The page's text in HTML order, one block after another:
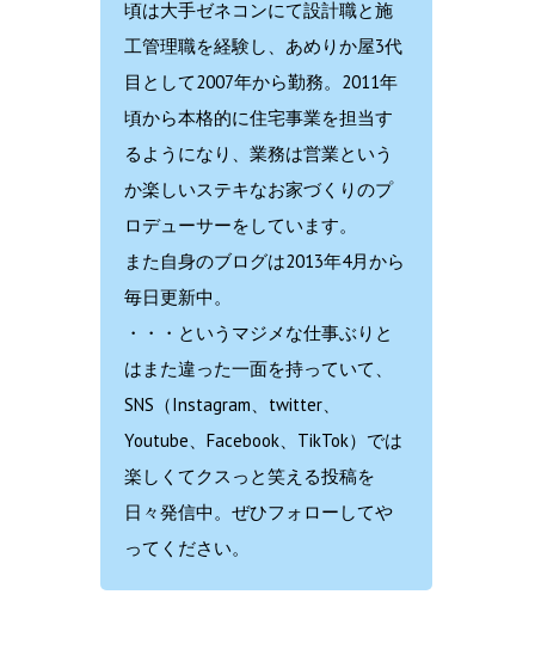
頃は大手ゼネコンにて設計職と施
工管理職を経験し、あめりか屋3代
目として2007年から勤務。2011年
頃から本格的に住宅事業を担当す
るようになり、業務は営業という
か楽しいステキなお家づくりのプ
ロデューサーをしています。
また自身のブログは2013年4月から
毎日更新中。
・・・というマジメな仕事ぶりと
はまた違った一面を持っていて、
SNS（Instagram、twitter、
Youtube、Facebook、TikTok）では
楽しくてクスっと笑える投稿を
日々発信中。ぜひフォローしてや
ってください。